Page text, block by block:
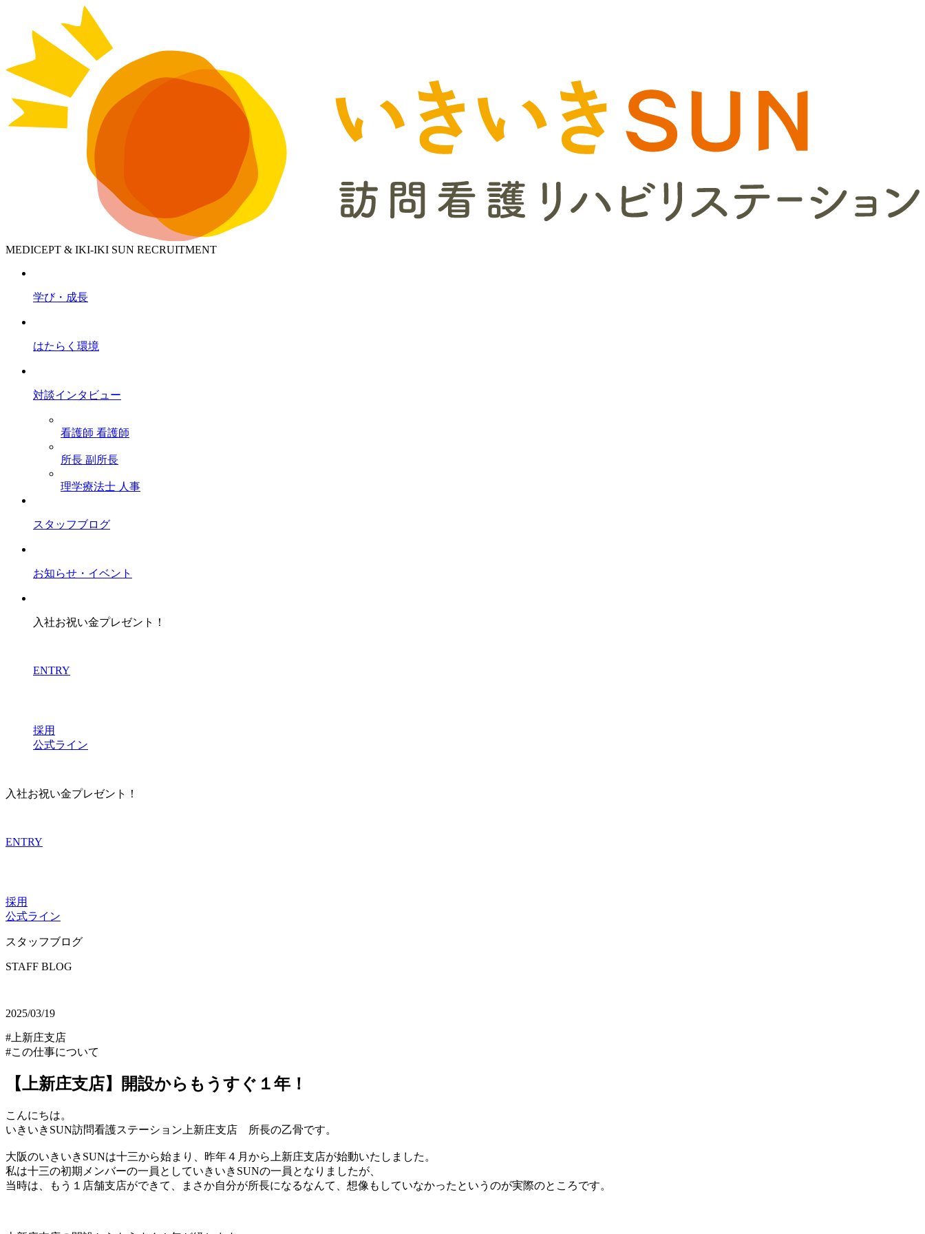
MEDICEPT & IKI-IKI SUN RECRUITMENT
学び・成長
はたらく環境
対談インタビュー
看護師 看護師
所長 副所長
理学療法士 人事
スタッフブログ
お知らせ・イベント
入社お祝い金プレゼント！
ENTRY
採用
公式ライン
入社お祝い金プレゼント！
ENTRY
採用
公式ライン
スタッフブログ
STAFF BLOG
2025/03/19
#上新庄支店
#この仕事について
【上新庄支店】開設からもうすぐ１年！
こんにちは。
いきいきSUN訪問看護ステーション上新庄支店 所長の乙骨です。
大阪のいきいきSUNは十三から始まり、昨年４月から上新庄支店が始動いたしました。
私は十三の初期メンバーの一員としていきいきSUNの一員となりましたが、
当時は、もう１店舗支店ができて、まさか自分が所長になるなんて、想像もしていなかったというのが実際のところです。